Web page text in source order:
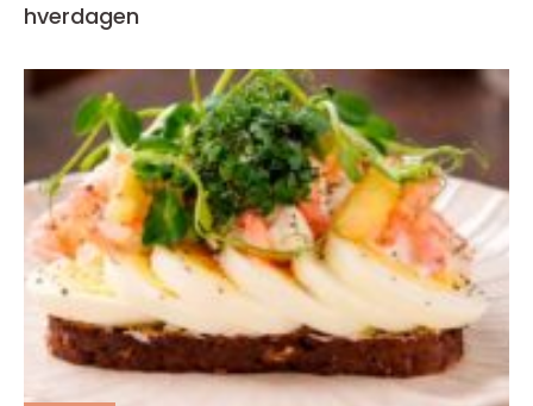
hverdagen